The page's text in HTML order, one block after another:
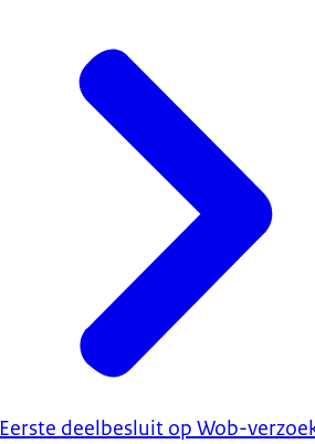
Eerste deelbesluit op Wob-